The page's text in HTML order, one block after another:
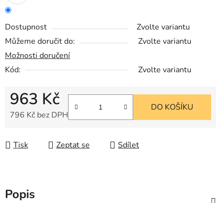
Dostupnost
Zvolte variantu
Můžeme doručit do:
Zvolte variantu
Možnosti doručení
Kód:
Zvolte variantu
963 Kč
796 Kč bez DPH
DO KOŠÍKU
Tisk Zeptat se Sdílet
Popis